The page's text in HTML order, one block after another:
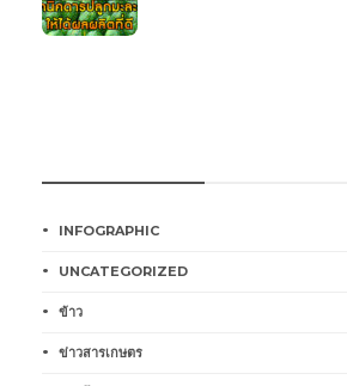
INFOGRAPHIC
UNCATEGORIZED
ข้าว
ข่าวสารเกษตร